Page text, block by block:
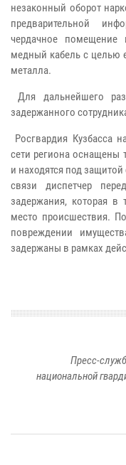
незаконный оборот
предварительной
чердачное
медный кабель с целью
металла.
Для дальнейшего
задержанного
Росгвардия Кузбасса
сети региона оснащены
и находятся под
связи диспетчер
задержания, которая в
место происшествия.
повреждении
задержаны в рамках
Пресс-
национальной